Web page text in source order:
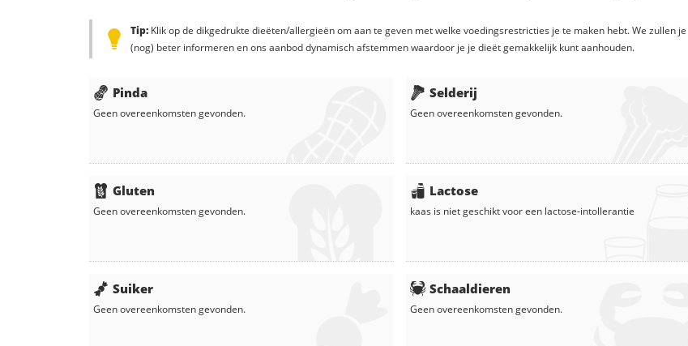
Tip: Klik op de dikgedrukte dieëten/allergieën om aan te geven met welke voedingsrestricties je te maken hebt. We zullen je
(nog) beter informeren en ons aanbod dynamisch afstemmen waardoor je je dieët gemakkelijk kunt aanhouden.
Pinda
Geen overeenkomsten gevonden.
Gluten
Geen overeenkomsten gevonden.
Suiker
Geen overeenkomsten gevonden.
Selderij
Geen overeenkomsten gevonden.
Lactose
kaas is niet geschikt voor een lactose-intollerantie
Schaaldieren
Geen overeenkomsten gevonden.